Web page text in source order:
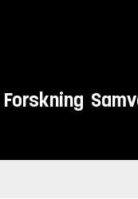
Forskning